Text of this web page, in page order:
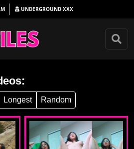
UNDERGROUND XXX
Longest Random